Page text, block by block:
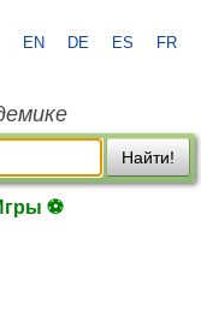
EN DE ES FR
Найти!
⚽